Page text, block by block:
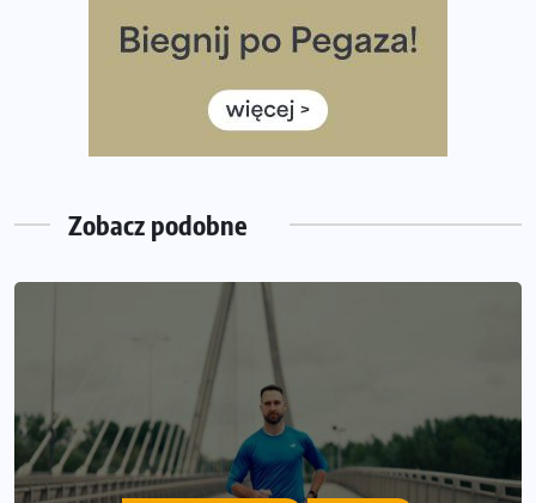
Ile razy w tygodniu biegać? 3 treningi wystarczą? Jak
często biegać, żeby robić postępy
Już w ten weekend! Przed nami Nocny Portowy Maraton
i Półmaraton Szczeciński. Wszystko, co warto wiedzieć
Zobacz podobne
TEORIA TRENINGU TRENING